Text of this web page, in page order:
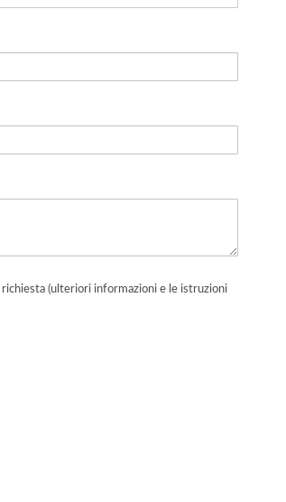
(ulteriori informazioni e le istruzioni